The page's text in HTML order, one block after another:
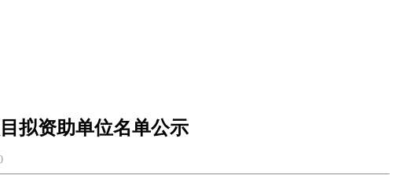
拟资助单位名单公示